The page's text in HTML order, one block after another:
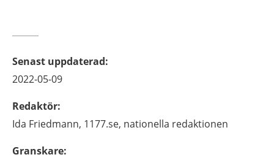
Senast uppdaterad:
2022-05-09
Redaktör:
Ida Friedmann, 1177.se, nationella redaktionen
Granskare: